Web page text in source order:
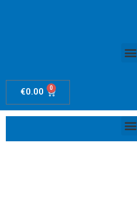
€0.00 0 Carrito